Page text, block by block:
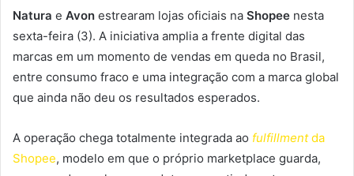
Natura e Avon estrearam lojas oficiais na Shopee nesta
sexta-feira (3). A iniciativa amplia a frente digital das
marcas em um momento de vendas em queda no Brasil,
entre consumo fraco e uma integração com a marca global
que ainda não deu os resultados esperados.
A operação chega totalmente integrada ao fulfillmentda
Shopee, modelo em que o próprio marketplace guarda,